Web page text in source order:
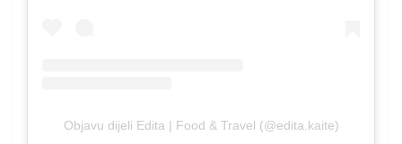
Objavu dijeli Edita | Food & Travel (@edita.kaite)